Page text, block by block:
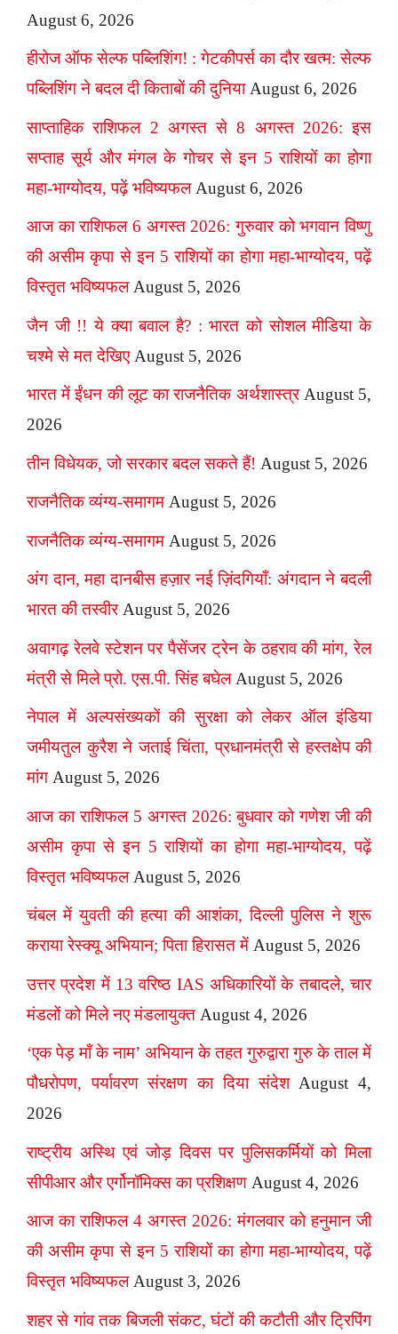
August 6, 2026
हीरोज ऑफ सेल्फ पब्लिशिंग! : गेटकीपर्स का दौर खत्म: सेल्फ
पब्लिशिंग ने बदल दी किताबों की दुनिया August 6, 2026
साप्ताहिक राशिफल 2 अगस्त से 8 अगस्त 2026: इस
सप्ताह सूर्य और मंगल के गोचर से इन 5 राशियों का होगा
महा-भाग्योदय, पढ़ें भविष्यफल August 6, 2026
आज का राशिफल 6 अगस्त 2026: गुरुवार को भगवान विष्णु
की असीम कृपा से इन 5 राशियों का होगा महा-भाग्योदय, पढ़ें
विस्तृत भविष्यफल August 5, 2026
जैन जी !! ये क्या बवाल है? : भारत को सोशल मीडिया के
चश्मे से मत देखिए August 5, 2026
भारत में ईंधन की लूट का राजनैतिक अर्थशास्त्र August 5,
2026
तीन विधेयक, जो सरकार बदल सकते हैं! August 5, 2026
राजनैतिक व्यंग्य-समागम August 5, 2026
राजनैतिक व्यंग्य-समागम August 5, 2026
अंग दान, महा दानबीस हज़ार नई ज़िंदगियाँ: अंगदान ने बदली
भारत की तस्वीर August 5, 2026
अवागढ़ रेलवे स्टेशन पर पैसेंजर ट्रेन के ठहराव की मांग, रेल
मंत्री से मिले प्रो. एस.पी. सिंह बघेल August 5, 2026
नेपाल में अल्पसंख्यकों की सुरक्षा को लेकर ऑल इंडिया
जमीयतुल कुरैश ने जताई चिंता, प्रधानमंत्री से हस्तक्षेप की
मांग August 5, 2026
आज का राशिफल 5 अगस्त 2026: बुधवार को गणेश जी की
असीम कृपा से इन 5 राशियों का होगा महा-भाग्योदय, पढ़ें
विस्तृत भविष्यफल August 5, 2026
चंबल में युवती की हत्या की आशंका, दिल्ली पुलिस ने शुरू
कराया रेस्क्यू अभियान; पिता हिरासत में August 5, 2026
उत्तर प्रदेश में 13 वरिष्ठ IAS अधिकारियों के तबादले, चार
मंडलों को मिले नए मंडलायुक्त August 4, 2026
‘एक पेड़ माँ के नाम’ अभियान के तहत गुरुद्वारा गुरु के ताल में
पौधरोपण, पर्यावरण संरक्षण का दिया संदेश August 4,
2026
राष्ट्रीय अस्थि एवं जोड़ दिवस पर पुलिसकर्मियों को मिला
सीपीआर और एर्गोनॉमिक्स का प्रशिक्षण August 4, 2026
आज का राशिफल 4 अगस्त 2026: मंगलवार को हनुमान जी
की असीम कृपा से इन 5 राशियों का होगा महा-भाग्योदय, पढ़ें
विस्तृत भविष्यफल August 3, 2026
शहर से गांव तक बिजली संकट, घंटों की कटौती और ट्रिपिंग